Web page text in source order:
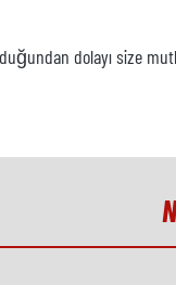
dolayı size